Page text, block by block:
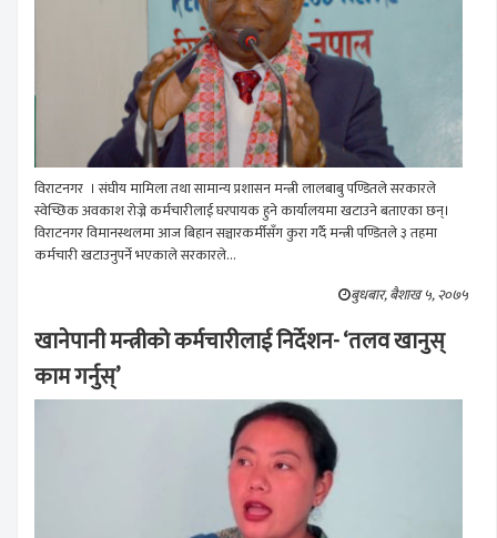
विराटनगर । संघीय मामिला तथा सामान्य प्रशासन मन्त्री लालबाबु पण्डितले सरकारले
स्वेच्छिक अवकाश रोज्ने कर्मचारीलाई घरपायक हुने कार्यालयमा खटाउने बताएका छन्।
विराटनगर विमानस्थलमा आज बिहान सञ्चारकर्मीसँग कुरा गर्दै मन्त्री पण्डितले ३ तहमा
कर्मचारी खटाउनुपर्ने भएकाले सरकारले...
बुधबार, बैशाख ५, २०७५
खानेपानी मन्त्रीको कर्मचारीलाई निर्देशन- ‘तलव खानुस्
काम गर्नुस्’